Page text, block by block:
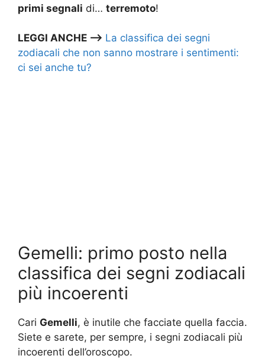
primi segnali di… terremoto!
LEGGI ANCHE –> La classifica dei segni
zodiacali che non sanno mostrare i sentimenti:
ci sei anche tu?
Gemelli: primo posto nella
classifica dei segni zodiacali
più incoerenti
Cari Gemelli, è inutile che facciate quella faccia.
Siete e sarete, per sempre, i segni zodiacali più
incoerenti dell’oroscopo.